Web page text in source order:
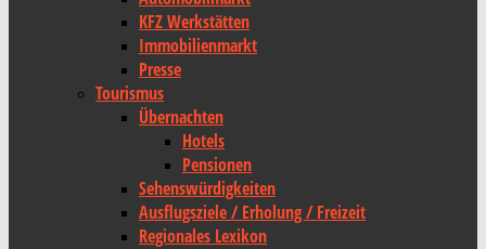
KFZ Werkstätten
Immobilienmarkt
Presse
Tourismus
Übernachten
Hotels
Pensionen
Sehenswürdigkeiten
Ausflugsziele / Erholung / Freizeit
Regionales Lexikon